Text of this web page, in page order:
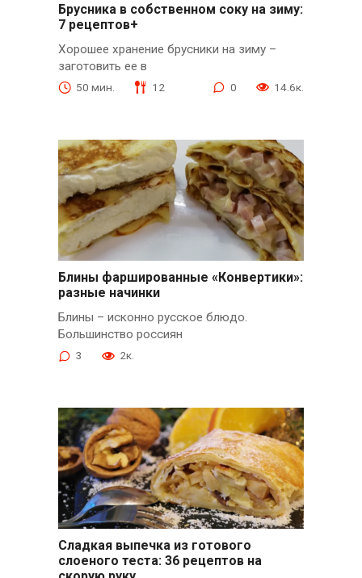
Брусника в собственном соку на зиму:
7 рецептов+
Хорошее хранение брусники на зиму –
заготовить ее в
50 мин. 12 0 14.6к.
Блины фаршированные «Конвертики»:
разные начинки
Блины – исконно русское блюдо.
Большинство россиян
3 2к.
Сладкая выпечка из готового
слоеного теста: 36 рецептов на